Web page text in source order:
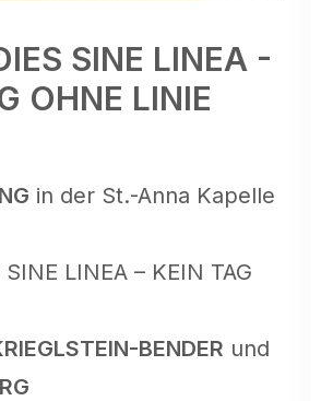
SINE LINEA -
OHNE LINIE
in der St.-Anna Kapelle
LINEA – KEIN TAG
BENDER und